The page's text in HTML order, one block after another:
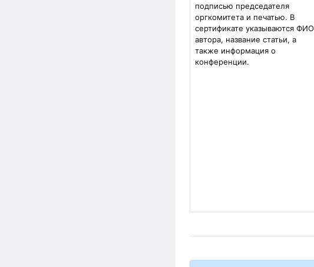
подписью председателя
оргкомитета и печатью. В
сертификате указываются ФИО
автора, название статьи, а
также информация о
конференции.